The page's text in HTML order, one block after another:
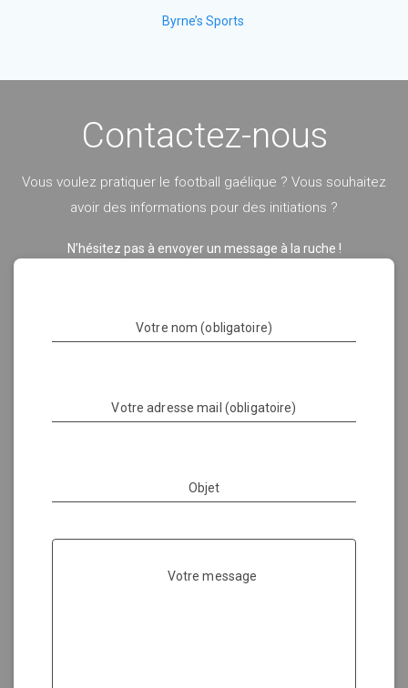
Byrne’s Sports
Contactez-nous
Vous voulez pratiquer le football gaélique ? Vous souhaitez
avoir des informations pour des initiations ?
N’hésitez pas à envoyer un message à la ruche !
Votre nom (obligatoire)
Votre adresse mail (obligatoire)
Objet
Votre message